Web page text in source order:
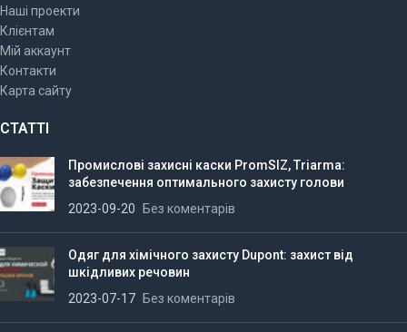
Наші проекти
Клієнтам
Мій аккаунт
Контакти
Карта сайту
СТАТТІ
Промислові захисні каски PromSIZ, Triarma:
забезпечення оптимального захисту голови
2023-09-20
Без коментарів
Одяг для хімічного захисту Dupont: захист від
шкідливих речовин
2023-07-17
Без коментарів